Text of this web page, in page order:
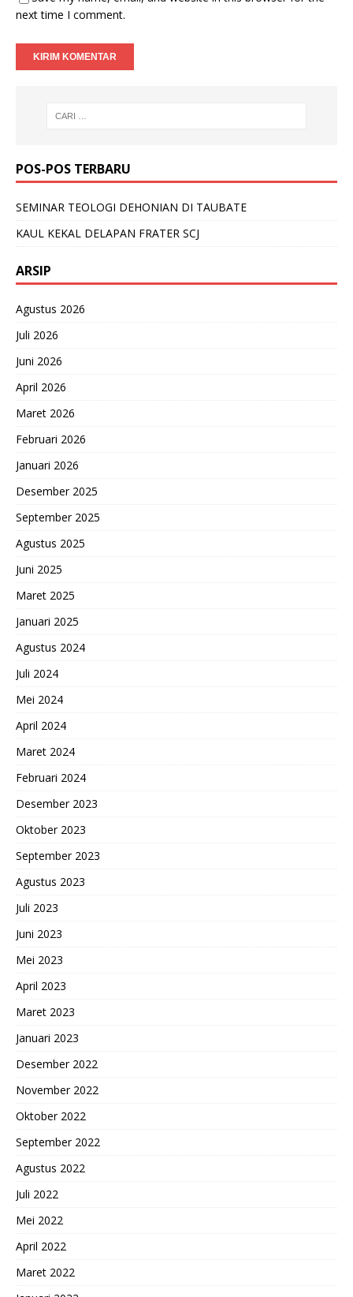
next time I comment.
POS-POS TERBARU
SEMINAR TEOLOGI DEHONIAN DI TAUBATE
KAUL KEKAL DELAPAN FRATER SCJ
ARSIP
Agustus 2026
Juli 2026
Juni 2026
April 2026
Maret 2026
Februari 2026
Januari 2026
Desember 2025
September 2025
Agustus 2025
Juni 2025
Maret 2025
Januari 2025
Agustus 2024
Juli 2024
Mei 2024
April 2024
Maret 2024
Februari 2024
Desember 2023
Oktober 2023
September 2023
Agustus 2023
Juli 2023
Juni 2023
Mei 2023
April 2023
Maret 2023
Januari 2023
Desember 2022
November 2022
Oktober 2022
September 2022
Agustus 2022
Juli 2022
Mei 2022
April 2022
Maret 2022